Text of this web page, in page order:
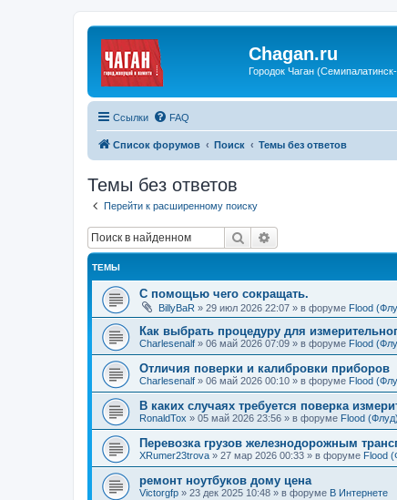
Chagan.ru
Городок Чаган
Ссылки FAQ
Список форумов Поиск Темы без ответов
Темы без ответов
Перейти к расширенному поиску
Поиск
ТЕМЫ
С помощью чего сокращать.
BillyBaR » 29 июл 2026 22:07 » в форуме Flood
Как выбрать процедуру для
Charlesenalf » 06 май 2026 07:09 » в форуме Flood
Отличия поверки и калибровки приборов
Charlesenalf » 06 май 2026 00:10 » в форуме Flood
В каких случаях требуется поверка
RonaldTox » 05 май 2026 23:56 » в форуме Flood (Флуд)
Перевозка грузов железнодорожным
XRumer23trova » 27 мар 2026 00:33 » в форуме Flood
ремонт ноутбуков дому цена
Victorgfp » 23 дек 2025 10:48 » в форуме В Интернете